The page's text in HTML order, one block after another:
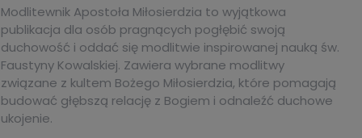
Modlitewnik Apostoła Miłosierdzia to wyjątkowa
publikacja dla osób pragnących pogłębić swoją
duchowość i oddać się modlitwie inspirowanej nauką św.
Faustyny Kowalskiej. Zawiera wybrane modlitwy
związane z kultem Bożego Miłosierdzia, które pomagają
budować głębszą relację z Bogiem i odnaleźć duchowe
ukojenie.